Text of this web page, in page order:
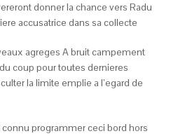
donner la chance vers Radu
accusatrice dans sa collecte
agreges A bruit campement
coup pour toutes dernieres
la limite emplie a l’egard de
connu programmer ceci bord hors